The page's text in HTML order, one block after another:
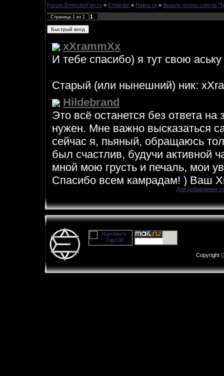
Forum EmigrateFan.ru » Emigrate » Новости » Вышло promo сингла
Страница 1 из 1 1
Для добавления
Copyright